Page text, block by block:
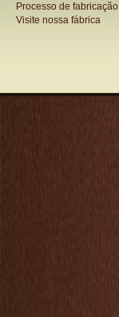
Processo de fabricação
Visite nossa fábrica